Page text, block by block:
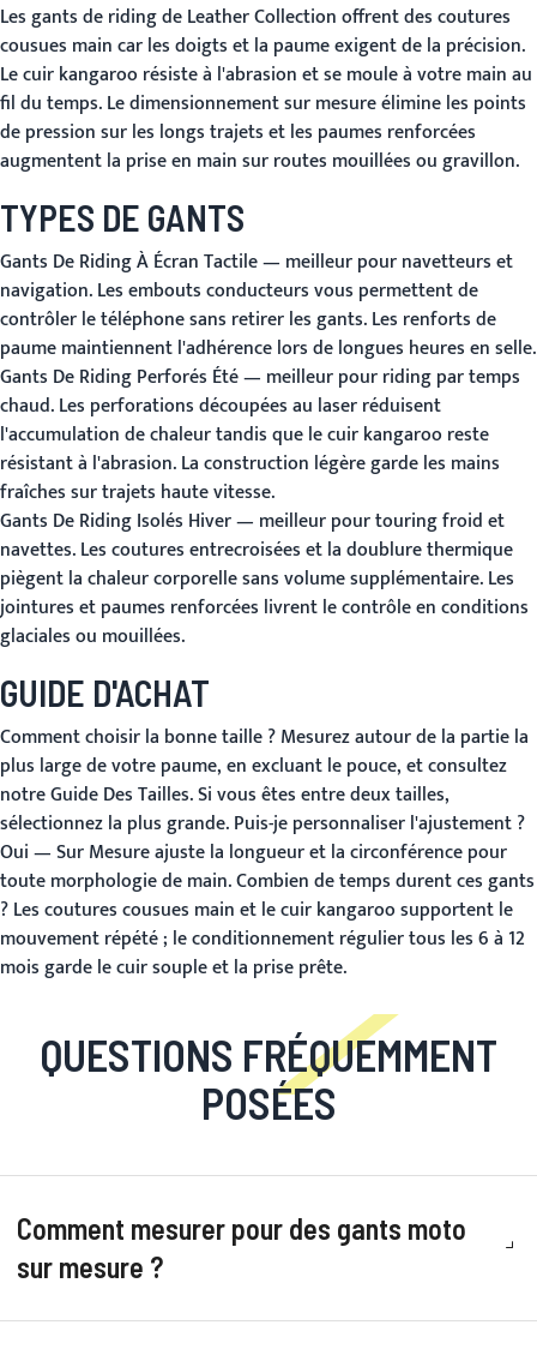
Les gants de riding de Leather Collection offrent des coutures
cousues main car les doigts et la paume exigent de la précision.
Le cuir kangaroo résiste à l'abrasion et se moule à votre main au
fil du temps. Le dimensionnement sur mesure élimine les points
de pression sur les longs trajets et les paumes renforcées
augmentent la prise en main sur routes mouillées ou gravillon.
TYPES DE GANTS
Gants De Riding À Écran Tactile— meilleur pour navetteurs et
navigation. Les embouts conducteurs vous permettent de
contrôler le téléphone sans retirer les gants. Les renforts de
paume maintiennent l'adhérence lors de longues heures en selle.
Gants De Riding Perforés Été— meilleur pour riding par temps
chaud. Les perforations découpées au laser réduisent
l'accumulation de chaleur tandis que le cuir kangaroo reste
résistant à l'abrasion. La construction légère garde les mains
fraîches sur trajets haute vitesse.
Gants De Riding Isolés Hiver— meilleur pour touring froid et
navettes. Les coutures entrecroisées et la doublure thermique
piègent la chaleur corporelle sans volume supplémentaire. Les
jointures et paumes renforcées livrent le contrôle en conditions
glaciales ou mouillées.
GUIDE D'ACHAT
Comment choisir la bonne taille ?Mesurez autour de la partie la
plus large de votre paume, en excluant le pouce, et consultez
notreGuide Des Tailles. Si vous êtes entre deux tailles,
sélectionnez la plus grande.Puis-je personnaliser l'ajustement ?
Oui —Sur Mesureajuste la longueur et la circonférence pour
toute morphologie de main.Combien de temps durent ces gants
?Les coutures cousues main et le cuir kangaroo supportent le
mouvement répété ; le conditionnement régulier tous les 6 à 12
mois garde le cuir souple et la prise prête.
QUESTIONS FRÉQUEMMENT
POSÉES
Comment mesurer pour des gants moto
sur mesure ?